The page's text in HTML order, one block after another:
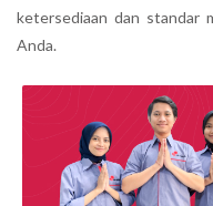
ketersediaan dan standar
Anda.